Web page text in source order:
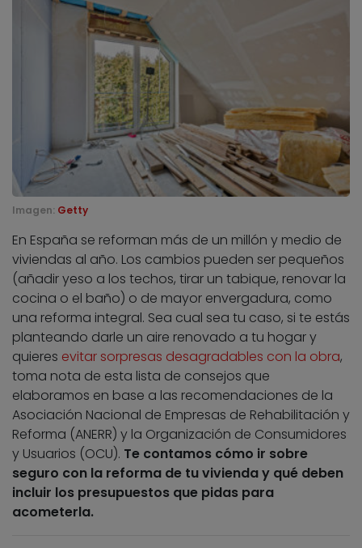
Imagen: Getty
En España se reforman más de un millón y medio de
viviendas al año. Los cambios pueden ser pequeños
(añadir yeso a los techos, tirar un tabique, renovar la
cocina o el baño) o de mayor envergadura, como
una reforma integral. Sea cual sea tu caso, si te estás
planteando darle un aire renovado a tu hogar y
quieres evitar sorpresas desagradables con la obra,
toma nota de esta lista de consejos que
elaboramos en base a las recomendaciones de la
Asociación Nacional de Empresas de Rehabilitación y
Reforma (ANERR) y la Organización de Consumidores
y Usuarios (OCU). Te contamos cómo ir sobre
seguro con la reforma de tu vivienda y qué deben
incluir los presupuestos que pidas para
acometerla.